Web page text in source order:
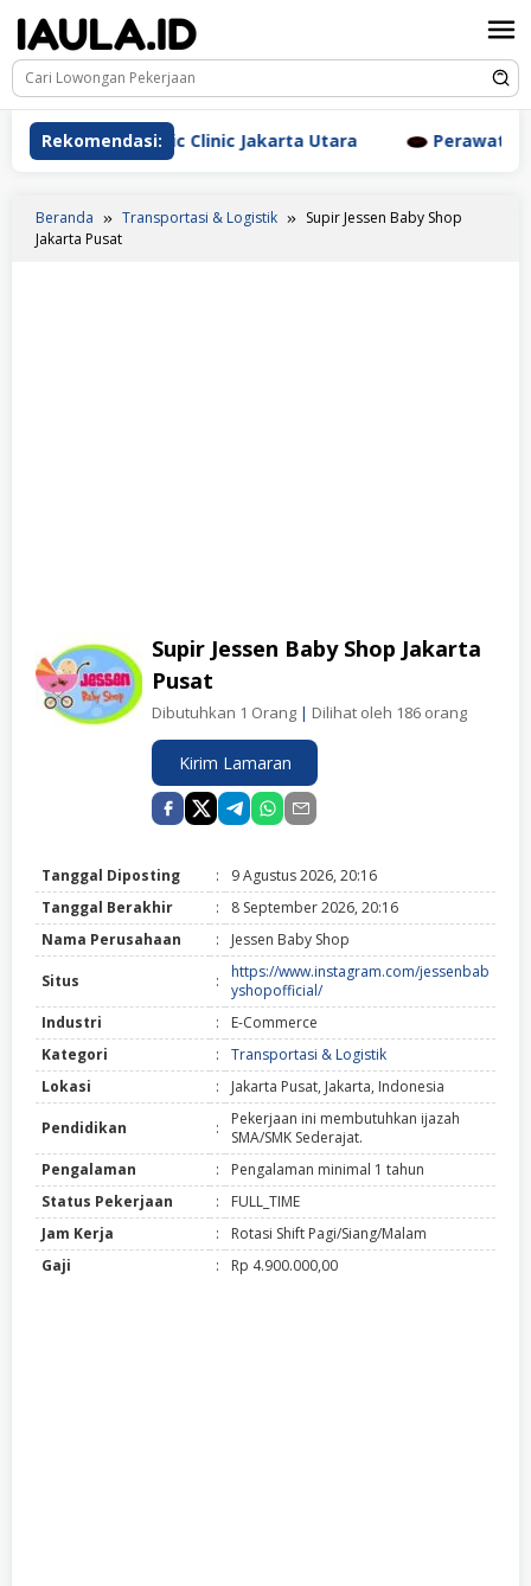
konten
Rekomendasi:
Aesthetic Clinic Jakarta Utara Perawat Dr.
Beranda Transportasi & Logistik
Supir Jessen Baby Shop
Jakarta Pusat
Supir Jessen Baby Shop Jakarta
Pusat
Dibutuhkan 1 Orang | Dilihat oleh 186 orang
Kirim Lamaran
Tanggal Diposting :
9 Agustus 2026, 20:16
Tanggal Berakhir
:
8 September 2026, 20:16
Nama Perusahaan
: Jessen Baby Shop
Situs :
https://www.instagram.com/jessenbab
yshopofficial/
Industri
:
E-Commerce
Kategori
:
Transportasi & Logistik
Lokasi
: Jakarta Pusat, Jakarta, Indonesia
Pendidikan :
Pekerjaan ini membutuhkan ijazah
SMA/SMK Sederajat.
Pengalaman
:
Pengalaman minimal 1 tahun
Status Pekerjaan
:
FULL_TIME
Jam Kerja
:
Rotasi Shift Pagi/Siang/Malam
Gaji
: Rp 4.900.000,00